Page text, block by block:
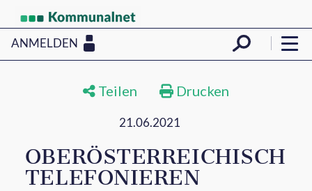
ANMELDEN
Teilen Drucken
21.06.2021
OBERÖSTERREICHISCH
TELEFONIEREN